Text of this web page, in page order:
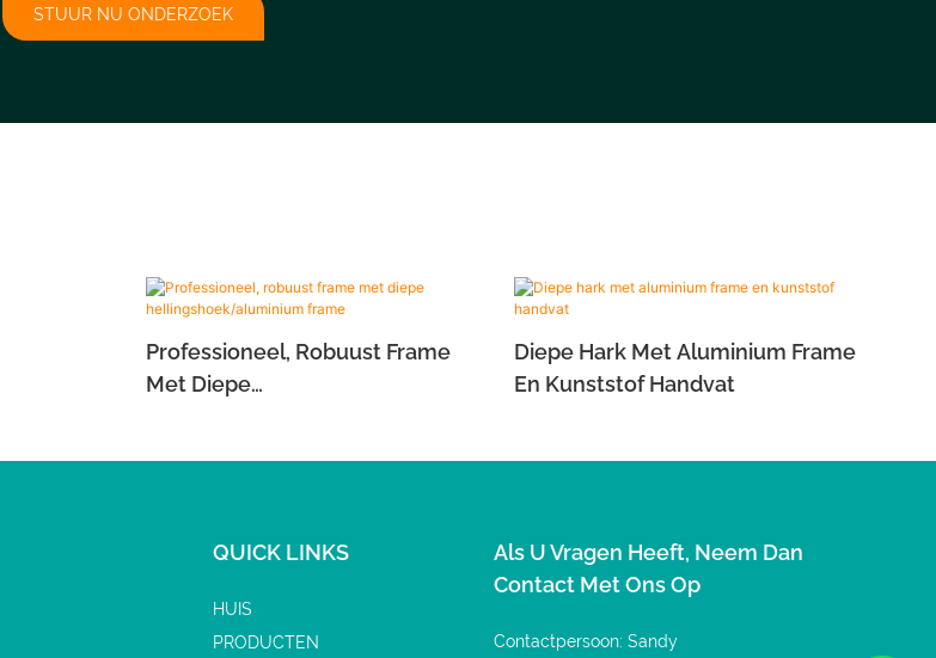
STUUR NU ONDERZOEK
Professioneel, Robuust Frame
Met Diepe
Diepe Hark Met Aluminium Frame
En Kunststof Handvat
QUICK LINKS
HUIS
PRODUCTEN
Als U Vragen Heeft, Neem Dan
Contact Met Ons Op
Contactpersoon: Sandy